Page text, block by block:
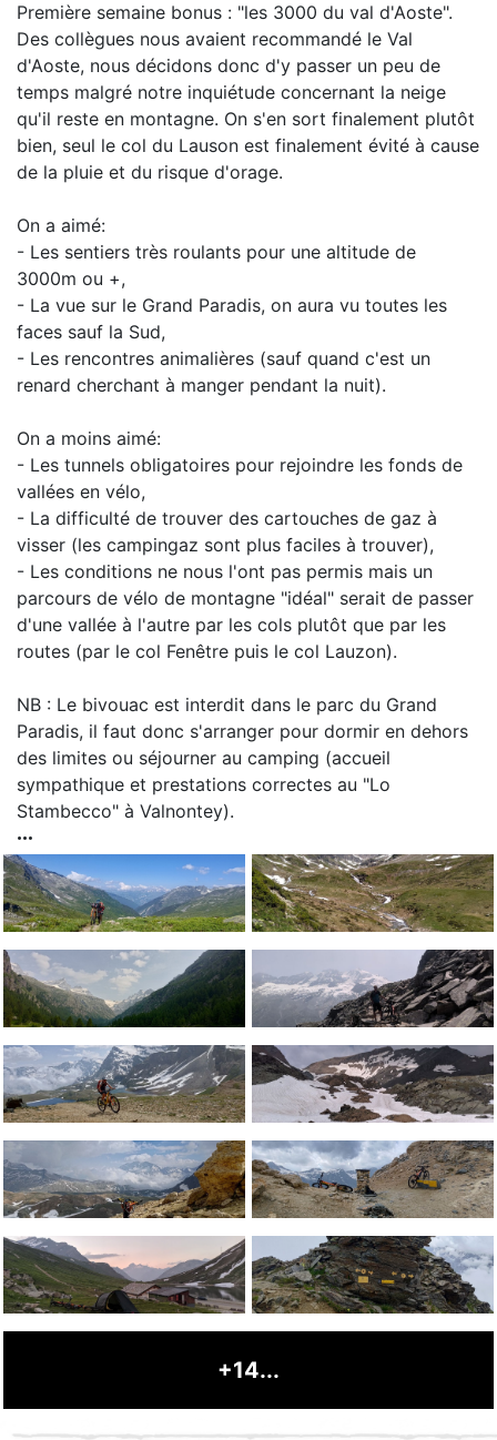
Première semaine bonus : "les 3000 du val d'Aoste".
Des collègues nous avaient recommandé le Val
d'Aoste, nous décidons donc d'y passer un peu de
temps malgré notre inquiétude concernant la neige
qu'il reste en montagne. On s'en sort finalement plutôt
bien, seul le col du Lauson est finalement évité à cause
de la pluie et du risque d'orage.
On a aimé:
- Les sentiers très roulants pour une altitude de
3000m ou +,
- La vue sur le Grand Paradis, on aura vu toutes les
faces sauf la Sud,
- Les rencontres animalières (sauf quand c'est un
renard cherchant à manger pendant la nuit).
On a moins aimé:
- Les tunnels obligatoires pour rejoindre les fonds de
vallées en vélo,
- La difficulté de trouver des cartouches de gaz à
visser (les campingaz sont plus faciles à trouver),
- Les conditions ne nous l'ont pas permis mais un
parcours de vélo de montagne "idéal" serait de passer
d'une vallée à l'autre par les cols plutôt que par les
routes (par le col Fenêtre puis le col Lauzon).
NB : Le bivouac est interdit dans le parc du Grand
Paradis, il faut donc s'arranger pour dormir en dehors
des limites ou séjourner au camping (accueil
sympathique et prestations correctes au "Lo
Stambecco" à Valnontey).
+14...